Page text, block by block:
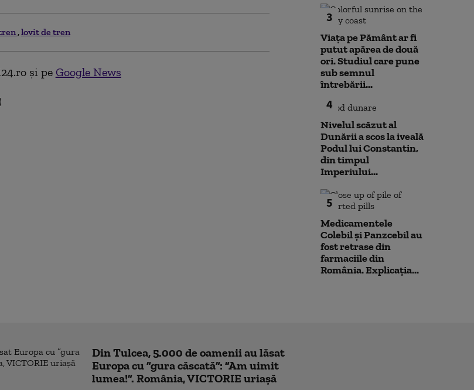
lovit de tren
și pe Google News
3
Viața pe Pământ ar fi
putut apărea de două
ori. Studiul care pune
sub semnul
întrebării...
4
Nivelul scăzut al
Dunării a scos la iveală
Podul lui Constantin,
din timpul
Imperiului...
5
Medicamentele
Colebil și Panzcebil au
fost retrase din
farmaciile din
România. Explicația...
Din Tulcea, 5.000 de oamenii au lăsat
Europa cu ”gura căscată”: ”Am uimit
lumea!”. România, VICTORIE uriașă